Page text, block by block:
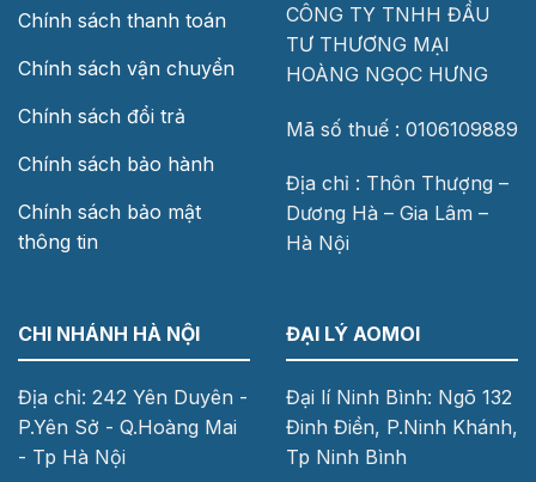
Chính sách thanh toán
Chính sách vận chuyển
Chính sách đổi trả
Chính sách bảo hành
Chính sách bảo mật
thông tin
CÔNG TY TNHH ĐẦU
TƯ THƯƠNG MẠI
HOÀNG NGỌC HƯNG
Mã số thuế : 0106109889
Địa chỉ : Thôn Thượng –
Dương Hà – Gia Lâm –
Hà Nội
CHI NHÁNH HÀ NỘI
Địa chỉ: 242 Yên Duyên -
P.Yên Sở - Q.Hoàng Mai
- Tp Hà Nội
ĐẠI LÝ AOMOI
Đại lí Ninh Bình: Ngõ 132
Đinh Điền, P.Ninh Khánh,
Tp Ninh Bình